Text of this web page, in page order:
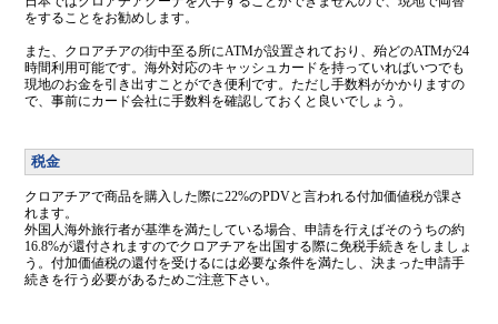
をすることをお勧めします。
また、クロアチアの街中至る所にATMが設置されており、殆どのATMが24
時間利用可能です。海外対応のキャッシュカードを持っていればいつでも
現地のお金を引き出すことができ便利です。ただし手数料がかかりますの
で、事前にカード会社に手数料を確認しておくと良いでしょう。
税金
クロアチアで商品を購入した際に22%のPDVと言われる付加価値税が課さ
れます。
外国人海外旅行者が基準を満たしている場合、申請を行えばそのうちの約
16.8%が還付されますのでクロアチアを出国する際に免税手続きをしましょ
う。付加価値税の還付を受けるには必要な条件を満たし、決まった申請手
続きを行う必要があるためご注意下さい。